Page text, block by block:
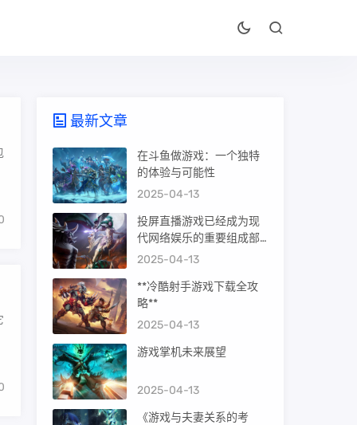
最新文章
在斗鱼做游戏：一个独特
的体验与可能性
2025-04-13
投屏直播游戏已经成为现
代网络娱乐的重要组成部
分，它不仅能让玩家与他
吸引更多的观众。本文将
详细介绍如何投屏直播游
戏，包括准备工作、投屏
方面的内容。
2025-04-13
**冷酷射手游戏下载全攻
略**
2025-04-13
游戏掌机未来展望
2025-04-13
《游戏与夫妻关系的考